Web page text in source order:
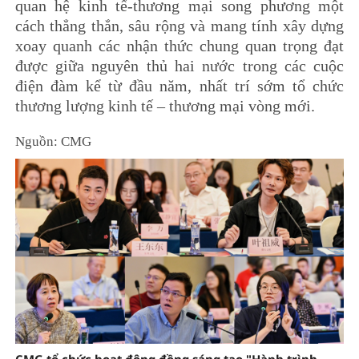
quan hệ kinh tế-thương mại song phương một
cách thẳng thắn, sâu rộng và mang tính xây dựng
xoay quanh các nhận thức chung quan trọng đạt
được giữa nguyên thủ hai nước trong các cuộc
điện đàm kể từ đầu năm, nhất trí sớm tổ chức
thương lượng kinh tế – thương mại vòng mới.
Nguồn: CMG